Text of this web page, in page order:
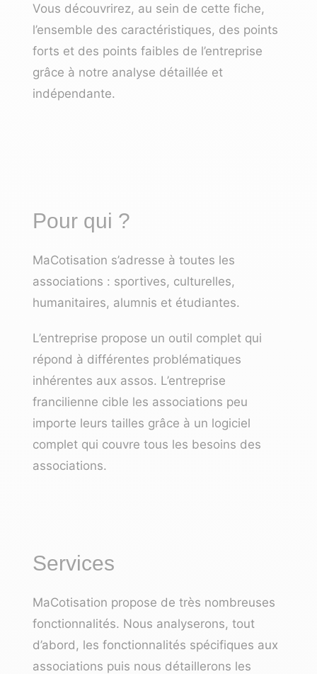
Vous découvrirez, au sein de cette fiche,
l’ensemble des caractéristiques, des points
forts et des points faibles de l’entreprise
grâce à notre analyse détaillée et
indépendante.
Pour qui ?
MaCotisation s’adresse à toutes les
associations : sportives, culturelles,
humanitaires, alumnis et étudiantes.
L’entreprise propose un outil complet qui
répond à différentes problématiques
inhérentes aux assos. L’entreprise
francilienne cible les associations peu
importe leurs tailles grâce à un logiciel
complet qui couvre tous les besoins des
associations.
Services
MaCotisation propose de très nombreuses
fonctionnalités. Nous analyserons, tout
d’abord, les fonctionnalités spécifiques aux
associations puis nous détaillerons les